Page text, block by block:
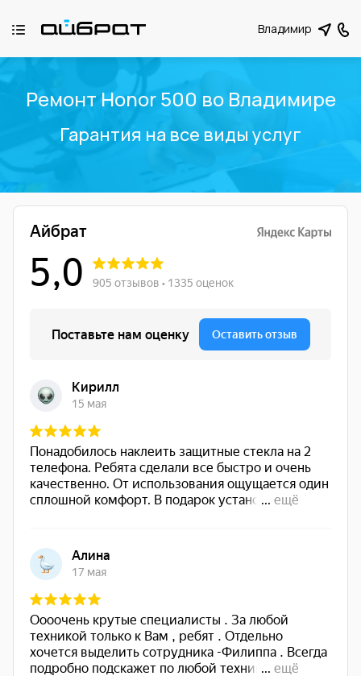
Владимир
Ремонт Honor 500 во Владимире
Гарантия на все виды услуг